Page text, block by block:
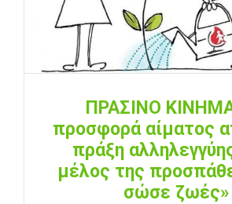
ΠΡΑΣΙΝΟ
προσφορά αίματος
πράξη
μέλος της
σώσε ζωές»